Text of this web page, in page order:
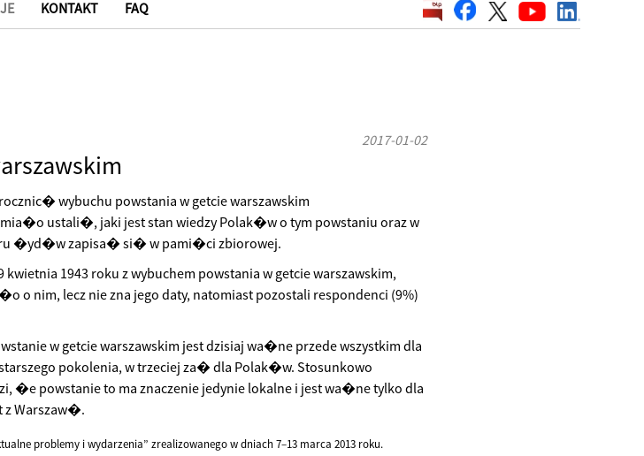
KONTAKT FAQ
2017-01-02
wybuchu powstania w getcie warszawskim
ustali�, jaki jest stan wiedzy Polak�w o tym powstaniu oraz w
�yd�w zapisa� si� w pami�ci zbiorowej.
1943 roku z wybuchem powstania w getcie warszawskim,
nim, lecz nie zna jego daty, natomiast pozostali respondenci (9%)
w getcie warszawskim jest dzisiaj wa�ne przede wszystkim dla
pokolenia, w trzeciej za� dla Polak�w. Stosunkowo
�e powstanie to ma znaczenie jedynie lokalne i jest wa�ne tylko dla
Warszaw�.
problemy i wydarzenia” zrealizowanego w dniach 7–13 marca 2013 roku.